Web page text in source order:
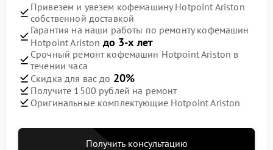
Привезем и увезем кофемашину Hotpoint Ariston
собственной доставкой
Гарантия на наши работы по ремонту кофемашин
Hotpoint Ariston до 3-х лет
Срочный ремонт кофемашин Hotpoint Ariston в
течении часа
Скидка для вас до 20%
Получите 1500 рублей на ремонт
Оригинальные комплектующие Hotpoint Ariston
Получить консультацию